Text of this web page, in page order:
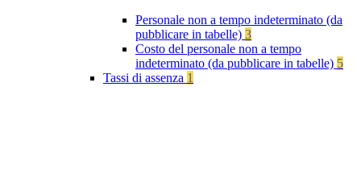
Personale non a tempo indeterminato (da
pubblicare in tabelle) 3
Costo del personale non a tempo
indeterminato (da pubblicare in tabelle) 5
Tassi di assenza 1